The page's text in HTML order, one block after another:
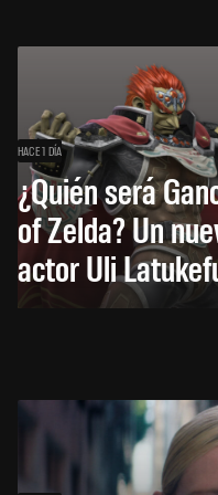
HACE 1 DÍA
¿Quién será
of Zelda? Un
actor Uli